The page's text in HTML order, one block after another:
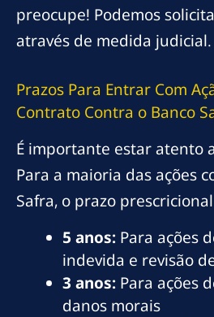
preocupe! Podemos
através de medida judicial.
Prazos Para Entrar Com
Contrato Contra o Banco
É importante estar atento
Para a maioria das ações
Safra, o prazo
5 anos: Para ações
indevida e revisão
3 anos: Para ações
danos morais